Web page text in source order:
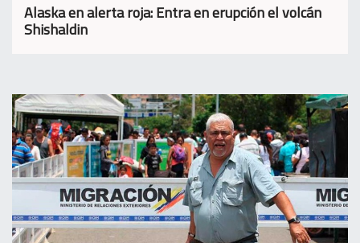
Alaska en alerta roja: Entra en erupción el volcán
Shishaldin